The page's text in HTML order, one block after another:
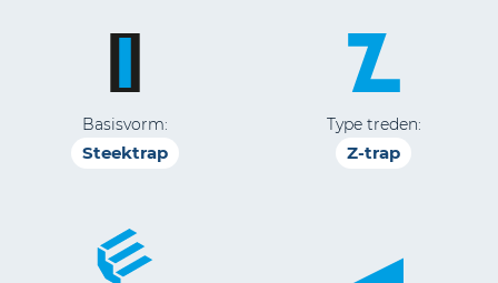
Basisvorm:
Steektrap
Type treden:
Z-trap